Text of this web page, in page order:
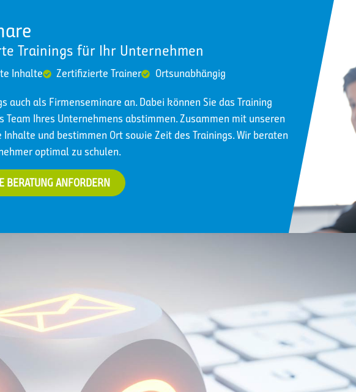
Trainings für Ihr Unternehmen
Inhalte Zertifizierte Trainer Ortsunabhängig
auch als Firmenseminare an. Dabei können Sie das Training
Team Ihres Unternehmens abstimmen. Zusammen mit unseren
Inhalte und bestimmen Ort sowie Zeit des Trainings. Wir beraten
optimal zu schulen.
BERATUNG ANFORDERN